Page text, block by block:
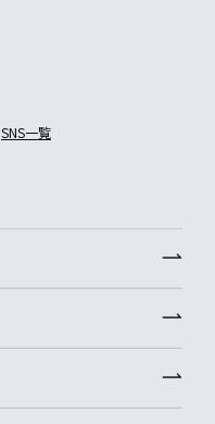
SNS一覧